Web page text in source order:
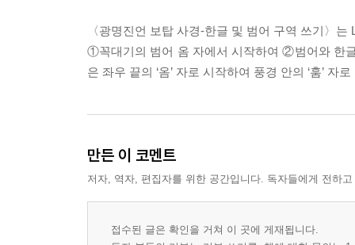
〈광명진언 보탑 사경-한글 및 범어 구역 쓰기〉
①꼭대기의 범어 옴 자에서 시작하여 ②범어와 한
은 좌우 끝의 ‘옴’ 자로 시작하여 풍경 안의 ‘훔’ 자
만든 이 코멘트
저자, 역자, 편집자를 위한 공간입니다. 독자들에게 전하
접수된 글은 확인을 거쳐 이 곳에 게재됩니다.